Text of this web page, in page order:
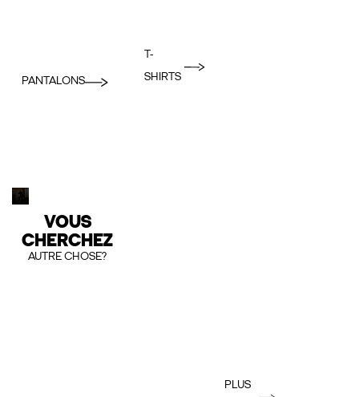
PANTALONS
T-
SHIRTS
VOUS
CHERCHEZ
AUTRE CHOSE?
PLUS